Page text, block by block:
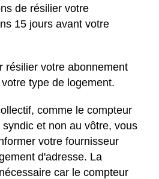
de résilier votre
15 jours avant votre
résilier votre abonnement
type de logement.
comme le compteur
et non au vôtre, vous
votre fournisseur
d'adresse. La
car le compteur